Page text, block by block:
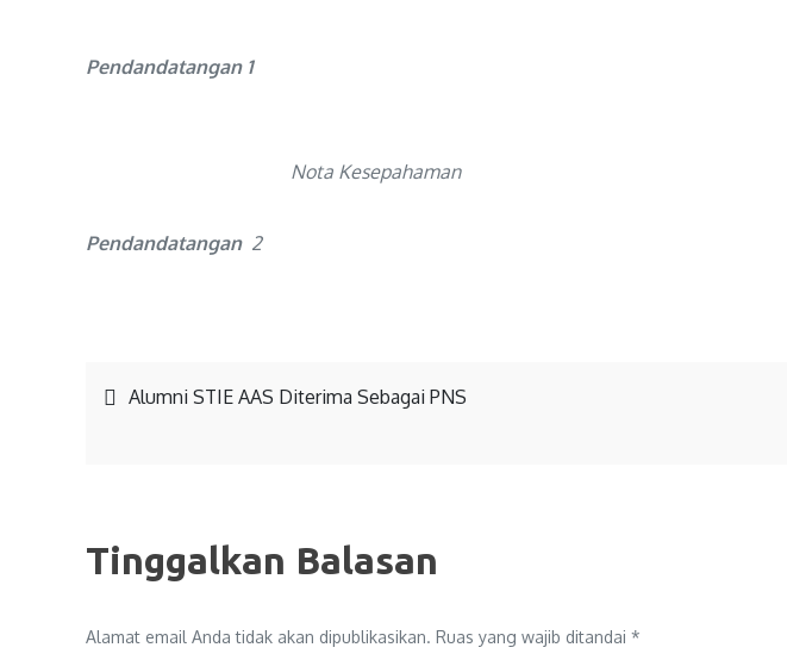
Pendandatangan 1
Pendandatangan 2
Nota Kesepahaman
Alumni STIE AAS Diterima Sebagai PNS
Tinggalkan Balasan
Alamat email Anda tidak akan dipublikasikan. Ruas yang wajib ditandai *